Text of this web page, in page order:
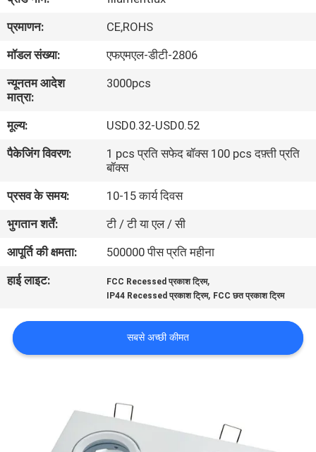
में
कारखाना
भ्रमण
गुणवत्ता
नियंत्रण
संपर्क
करें
एक
की
विनती
प्रमाणन:
CE,ROHS
मॉडल संख्या:
एफएमएल-डीटी-2806
न्यूनतम आदेश
मात्रा:
3000pcs
मूल्य:
USD0.32-USD0.52
पैकेजिंग विवरण:
1 pcs प्रति सफेद बॉक्स 100 pcs दफ़्ती प्रति
बॉक्स
प्रसव के समय:
10-15 कार्य दिवस
भुगतान शर्तें:
टी / टी या एल / सी
आपूर्ति की क्षमता:
500000 पीस प्रति महीना
हाई लाइट:
FCC Recessed प्रकाश ट्रिम,
IP44 Recessed प्रकाश ट्रिम, FCC छत प्रकाश ट्रिम
सबसे अच्छी कीमत